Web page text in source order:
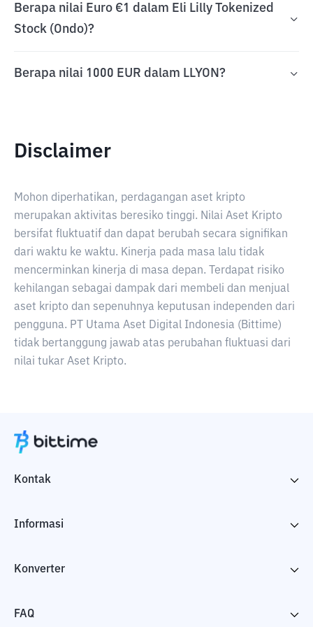
Berapa nilai Euro €1 dalam Eli Lilly Tokenized
Stock (Ondo)?
Berapa nilai 1000 EUR dalam LLYON?
Disclaimer
Mohon diperhatikan, perdagangan aset kripto
merupakan aktivitas beresiko tinggi. Nilai Aset Kripto
bersifat fluktuatif dan dapat berubah secara signifikan
dari waktu ke waktu. Kinerja pada masa lalu tidak
mencerminkan kinerja di masa depan. Terdapat risiko
kehilangan sebagai dampak dari membeli dan menjual
aset kripto dan sepenuhnya keputusan independen dari
pengguna. PT Utama Aset Digital Indonesia (Bittime)
tidak bertanggung jawab atas perubahan fluktuasi dari
nilai tukar Aset Kripto.
Kontak
Informasi
Konverter
FAQ